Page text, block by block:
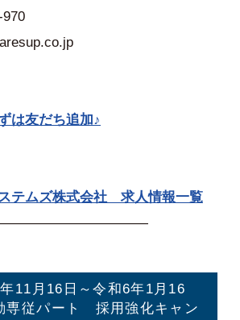
970
は友だち追加♪
テムズ株式会社 求人情報一覧
年11月16日～令和6年1月16
専従パート 採用強化キャン